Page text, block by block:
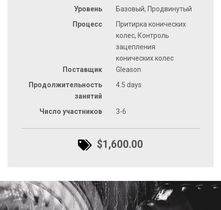
Уровень
Базовый, Продвинутый
Процесс
Притирка конических
колес, Контроль
зацепления
конических колес
Поставщик
Gleason
Продолжительность
занятий
4.5 days
Число участников 3-6
$1,600.00